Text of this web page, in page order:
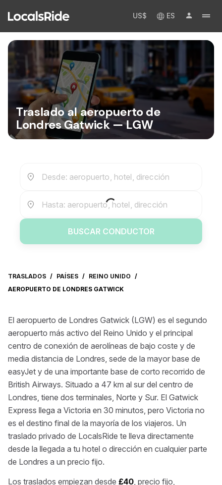
US$ ES
Traslado al aeropuerto de
Londres Gatwick — LGW
Desde: aeropuerto, hotel, dirección
Hasta: aeropuerto, hotel, dirección
BUSCAR CONDUCTOR
TRASLADOS / PAÍSES / REINO UNIDO /
AEROPUERTO DE LONDRES GATWICK
El aeropuerto de Londres Gatwick (LGW) es el segundo
aeropuerto más activo del Reino Unido y el principal
centro de conexión de aerolíneas de bajo coste y de
media distancia de Londres, sede de la mayor base de
easyJet y de una importante base de corto recorrido de
British Airways. Situado a 47 km al sur del centro de
Londres, tiene dos terminales, Norte y Sur. El Gatwick
Express llega a Victoria en 30 minutos, pero Victoria no
es el destino final de la mayoría de los viajeros. Un
traslado privado de LocalsRide te lleva directamente
desde la llegada a tu hotel o dirección en cualquier parte
de Londres a un precio fijo.
Los traslados empiezan desde £40, precio fijo,